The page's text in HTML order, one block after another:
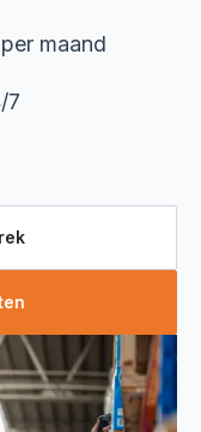
maand
7